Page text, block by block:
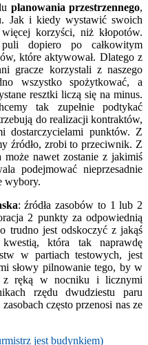
planowania przestrzennego,
Jak i kiedy wystawić swoich
korzyści, niż kłopotów.
dopiero po całkowitym
które aktywował. Dlatego z
gracze korzystali z naszego
wszystko spożytkować, a
resztki liczą się na minus.
tak zupełnie podtykać
do realizacji kontraktów,
dostarczycielami punktów. Z
źródło, zrobi to przeciwnik. Z
nawet zostanie z jakimiś
podejmować nieprzesadnie
wybory.
: źródła zasobów to 1 lub 2
2 punkty za odpowiednią
trudno jest odskoczyć z jakąś
która tak naprawdę
w partiach testowych, jest
słowy pilnowanie tego, by w
z ręką w nocniku i licznymi
rzędu dwudziestu paru
często przenosi nas ze